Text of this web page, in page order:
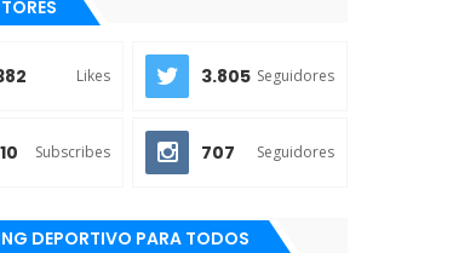
Likes 3.805 Seguidores
Subscribes 707 Seguidores
DEPORTIVO PARA TODOS